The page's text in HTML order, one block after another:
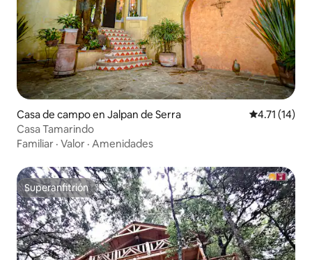
Casa de campo en Jalpan de Serra Calificación
4.71 (14)
Casa Tamarindo
Familiar · Valor · Amenidades
Superanfitrión
Superanfitrión